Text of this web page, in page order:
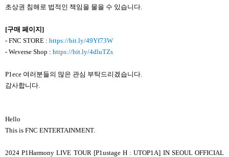
초상권 침해로 법적인 책임을 물을 수 있습니다.
[구매 페이지]
- FNC STORE : https://bit.ly/49Yf73W
- Weverse Shop : https://bit.ly/4dluTZs
P1ece 여러분들의 많은 관심 부탁드리겠습니다.
감사합니다.
Hello
This is FNC ENTERTAINMENT.
2024 P1Harmony LIVE TOUR [P1ustage H : UTOP1A] IN SEOUL OFFICIAL